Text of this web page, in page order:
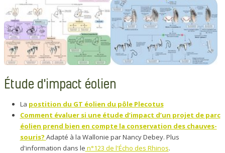
Étude d'impact éolien
La postition du GT éolien du pôle Plecotus
Comment évaluer si une étude d’impact d’un projet de parc
éolien prend bien en compte la conservation des chauves-
souris? Adapté à la Wallonie par Nancy Debey. Plus
d'information dans le n°123 de l'Écho des Rhinos.